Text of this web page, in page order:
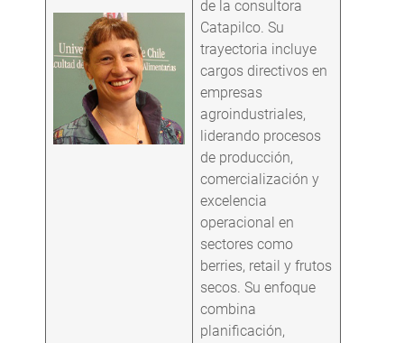
de la consultora
Catapilco. Su
trayectoria incluye
cargos directivos en
empresas
agroindustriales,
liderando procesos
de producción,
comercialización y
excelencia
operacional en
sectores como
berries, retail y frutos
secos. Su enfoque
combina
planificación,